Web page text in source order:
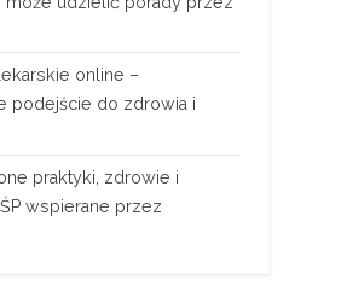
online –
podejście do zdrowia i
praktyki, zdrowie i
wspierane przez